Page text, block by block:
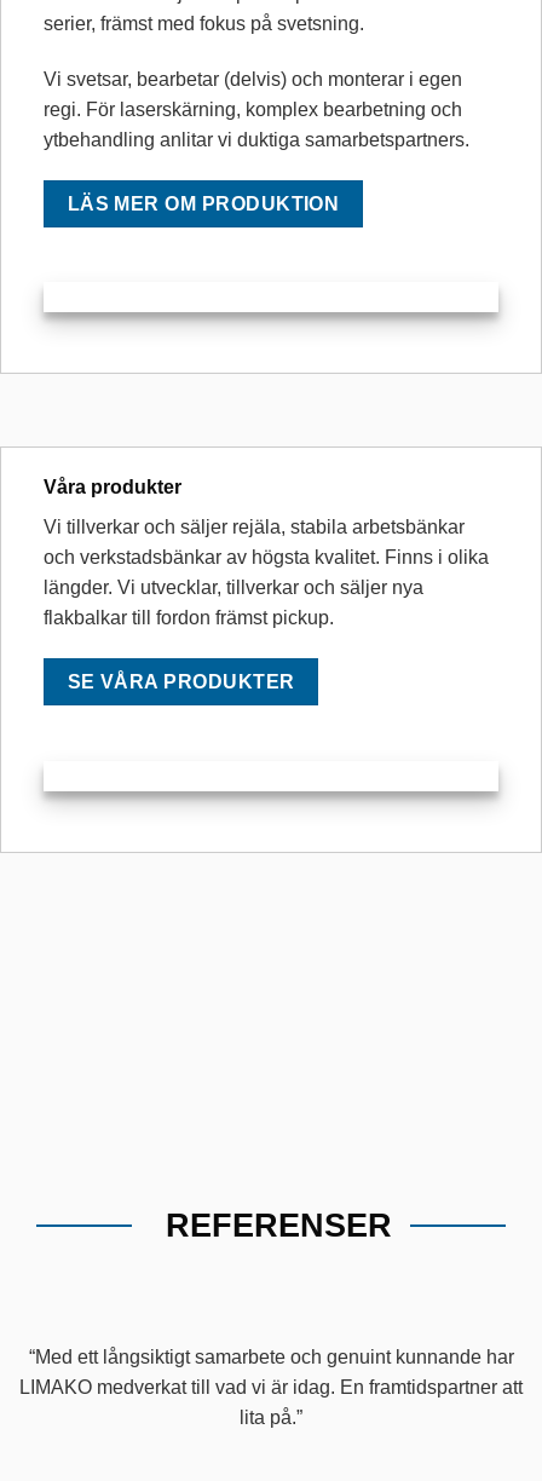
serier, främst med fokus på svetsning.
Vi svetsar, bearbetar (delvis) och monterar i egen
regi. För laserskärning, komplex bearbetning och
ytbehandling anlitar vi duktiga samarbetspartners.
LÄS MER OM PRODUKTION
Våra produkter
Vi tillverkar och säljer rejäla, stabila arbetsbänkar
och verkstadsbänkar av högsta kvalitet. Finns i olika
längder. Vi utvecklar, tillverkar och säljer nya
flakbalkar till fordon främst pickup.
SE VÅRA PRODUKTER
REFERENSER
“Med ett långsiktigt samarbete och genuint kunnande har
LIMAKO medverkat till vad vi är idag. En framtidspartner att
lita på.”